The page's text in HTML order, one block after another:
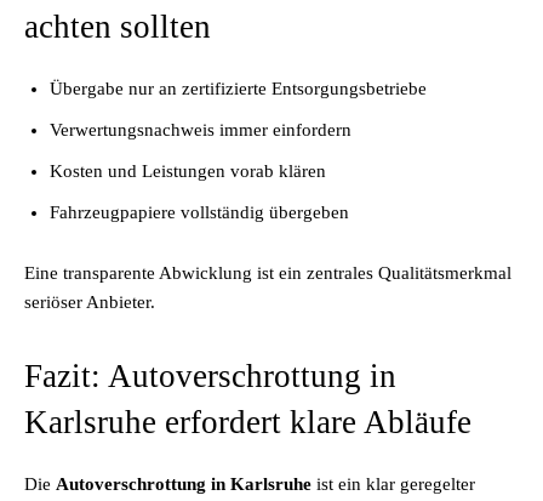
achten sollten
Übergabe nur an zertifizierte Entsorgungsbetriebe
Verwertungsnachweis immer einfordern
Kosten und Leistungen vorab klären
Fahrzeugpapiere vollständig übergeben
Eine transparente Abwicklung ist ein zentrales Qualitätsmerkmal
seriöser Anbieter.
Fazit: Autoverschrottung in
Karlsruhe erfordert klare Abläufe
Die Autoverschrottung in Karlsruhe ist ein klar geregelter